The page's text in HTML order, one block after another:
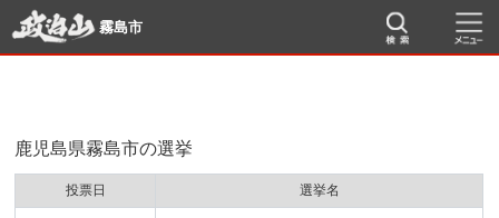
霧島市
鹿児島県霧島市の選挙
投票日 選挙名